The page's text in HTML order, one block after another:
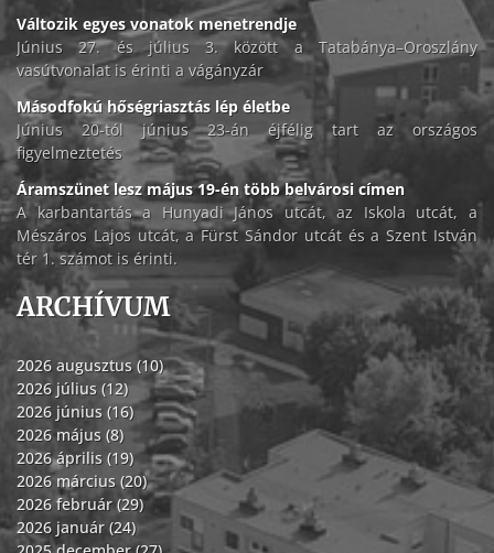
Változik egyes vonatok menetrendje
Június 27. és július 3. között a Tatabánya–Oroszlány
vasútvonalat is érinti a vágányzár
Másodfokú hőségriasztás lép életbe
Június 20-tól június 23-án éjfélig tart az országos
figyelmeztetés
Áramszünet lesz május 19-én több belvárosi címen
A karbantartás a Hunyadi János utcát, az Iskola utcát, a
Mészáros Lajos utcát, a Fürst Sándor utcát és a Szent István
tér 1. számot is érinti.
ARCHÍVUM
2026 augusztus (10)
2026 július (12)
2026 június (16)
2026 május (8)
2026 április (19)
2026 március (20)
2026 február (29)
2026 január (24)